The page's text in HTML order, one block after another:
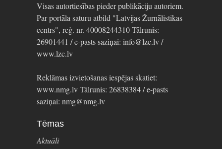
Visas autortiesības pieder publikāciju autoriem.
Par portāla saturu atbild "Latvijas Žurnālistikas
centrs", reģ. nr. 40008244310 Tālrunis:
26901441 / e-pasts saziņai: info@lzc.lv /
www.lzc.lv
Reklāmas izvietošanas iespējas skatiet:
www.nmg.lv Tālrunis: 26838384 / e-pasts
saziņai: nmg@nmg.lv
Tēmas
Aktuāli